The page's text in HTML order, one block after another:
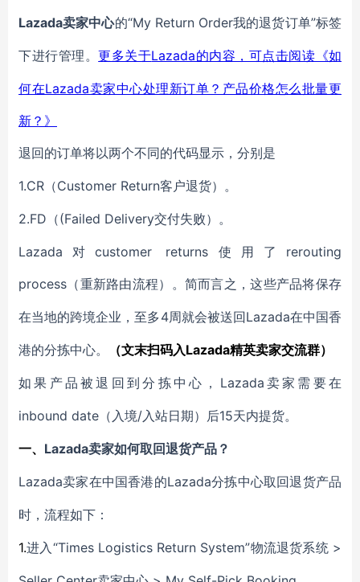
Lazada卖家中心的“My Return Order我的退货订单”标签
下进行管理。更多关于Lazada的内容，可点击阅读《如
何在Lazada卖家中心处理新订单？产品价格怎么批量更
新？》
退回 的订单将以两个不同的代码显示 ， 分别是
1.CR （Customer Return客户退货）。
2.FD （(Failed Delivery交付失败）。
Lazada对customer returns使用了rerouting
process （重新路由流程） 。简而言之，这些产品将保存
在当地的跨境企业 ，至多4周就会被送回 Lazada在中国香
港的分拣中心。 （文末扫码入Lazada精英卖家交流群）
如果产品被退回到分拣中心， Lazada卖家 需要在
inbound date （ 入境/入站日期 ） 后15天内提货。
一、 Lazada卖家如何取回退货产品 ？
Lazada卖家在中国香港的Lazada分拣中心取回退货产品
时， 流程如下 ：
1.进入 “Times Logistics Return System”物流退货系统>